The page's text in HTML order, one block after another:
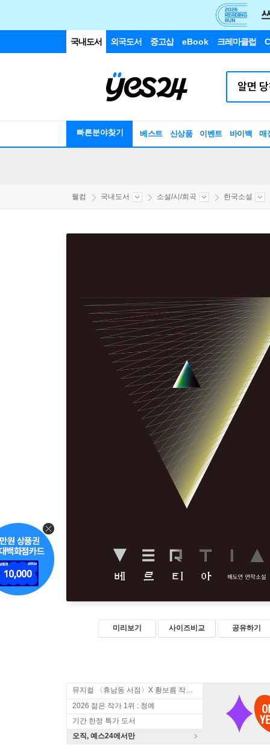
국내도서 외국도서 중고샵 eBook 크레마클럽
빠른분야찾기 베스트 신상품 이벤트 바이백 매
웰컴 국내도서 소설/시/희곡 한국소설
미리보기 사이즈비교 공유하기
뮤지컬 〈휴남동 서점〉X 황보름 작가 북토크
2026 젊은 작가 1위 : 청예
기간 한정 특가 도서
오직, 예스24에서만